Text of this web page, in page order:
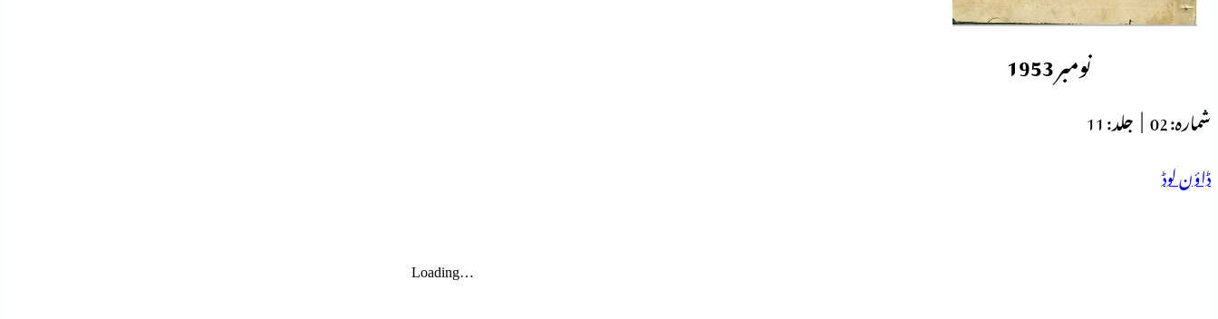
نومبر 1953
شمارہ: جلد:
ڈاؤن لوڈ